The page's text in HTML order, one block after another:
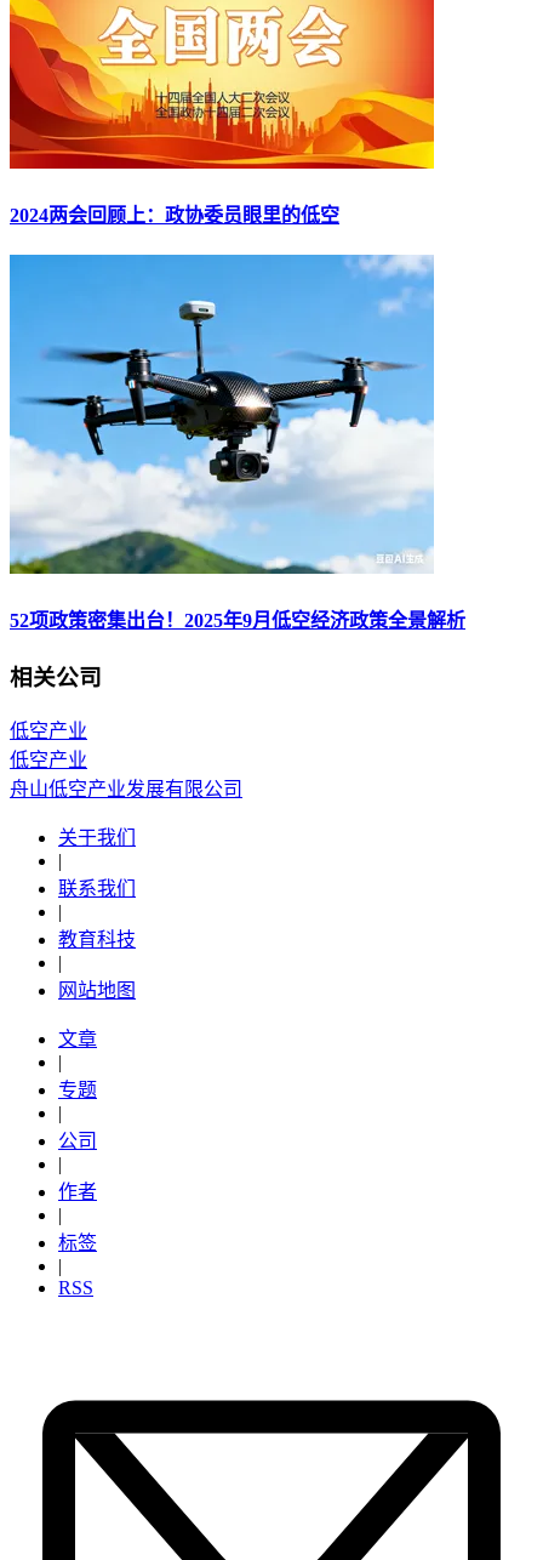
2024两会回顾上：政协委员眼里的低空
52项政策密集出台！2025年9月低空经济政策全景解析
相关公司
低空产业
低空产业
舟山低空产业发展有限公司
关于我们
|
联系我们
|
教育科技
|
网站地图
文章
|
专题
|
公司
|
作者
|
标签
|
RSS